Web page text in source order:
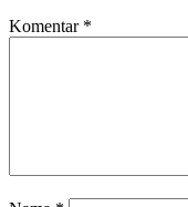
Komentar *